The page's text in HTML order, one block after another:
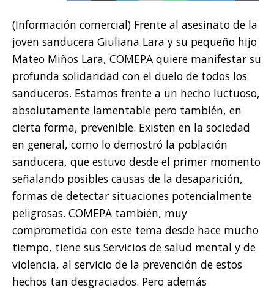
(Información comercial) Frente al asesinato de la
joven sanducera Giuliana Lara y su pequeño hijo
Mateo Miños Lara, COMEPA quiere manifestar su
profunda solidaridad con el duelo de todos los
sanduceros. Estamos frente a un hecho luctuoso,
absolutamente lamentable pero también, en
cierta forma, prevenible. Existen en la sociedad
en general, como lo demostró la población
sanducera, que estuvo desde el primer momento
señalando posibles causas de la desaparición,
formas de detectar situaciones potencialmente
peligrosas. COMEPA también, muy
comprometida con este tema desde hace mucho
tiempo, tiene sus Servicios de salud mental y de
violencia, al servicio de la prevención de estos
hechos tan desgraciados. Pero además